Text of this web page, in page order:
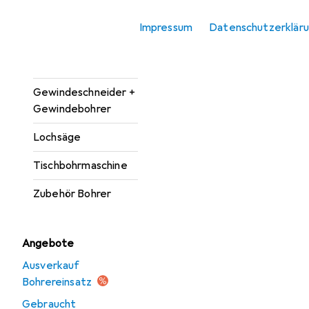
Impressum
Gewindeschneider +
Gewindebohrer
Lochsäge
Tischbohrmaschine
Zubehör Bohrer
Angebote
Ausverkauf
Bohrereinsatz
Gebraucht